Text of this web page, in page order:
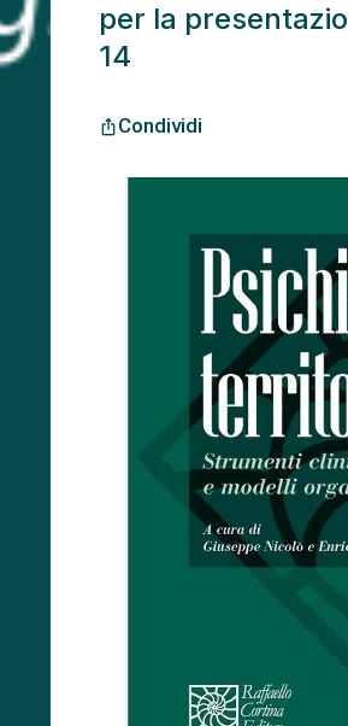
per la
14
ios_shareCondividi